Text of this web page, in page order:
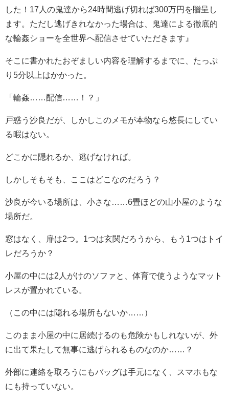
した！17人の鬼達から24時間逃げ切れば300万円を贈呈し
ます。ただし逃げきれなかった場合は、鬼達による徹底的
な輪姦ショーを全世界へ配信させていただきます』
そこに書かれたおぞましい内容を理解するまでに、たっぷ
り5分以上はかかった。
「輪姦……配信……！？」
戸惑う沙良だが、しかしこのメモが本物なら悠長にしてい
る暇はない。
どこかに隠れるか、逃げなければ。
しかしそもそも、ここはどこなのだろう？
沙良が今いる場所は、小さな……6畳ほどの山小屋のような
場所だ。
窓はなく、扉は2つ。1つは玄関だろうから、もう1つはトイ
レだろうか？
小屋の中には2人がけのソファと、体育で使うようなマット
レスが置かれている。
（この中には隠れる場所もないか……）
このまま小屋の中に居続けるのも危険かもしれないが、外
に出て果たして無事に逃げられるものなのか……？
外部に連絡を取ろうにもバッグは手元になく、スマホもな
にも持っていない。